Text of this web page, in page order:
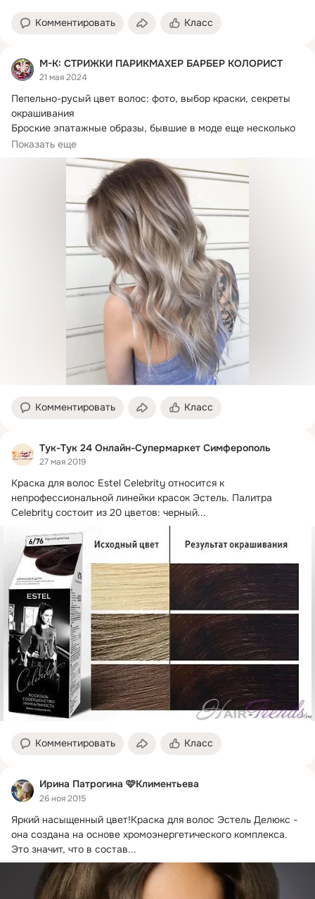
Комментировать Класс
М-К: СТРИЖКИ ПАРИКМАХЕР БАРБЕР КОЛОРИСТ
21 мая 2024
Пепельно-русый цвет волос: фото, выбор краски, секреты
окрашивания
Броские эпатажные образы, бывшие в моде еще несколько
сезонов назад,...
Показать еще
Комментировать Класс
Тук-Тук 24 Онлайн-Супермаркет Симферополь
27 мая 2019
Краска для волос Estel Celebrity относится к
непрофессиональной линейки красок Эстель. Палитра
Celebrity состоит из 20 цветов: черный...
Комментировать Класс
Ирина Патрогина 🩷Климентьева
26 ноя 2015
Яркий насыщенный цвет!Краска для волос Эстель Делюкс -
она создана на основе хромоэнергетического комплекса.
Это значит, что в состав...